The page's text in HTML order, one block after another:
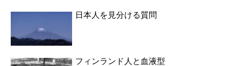
日本人を見分ける質問
フィンランド人と血液型